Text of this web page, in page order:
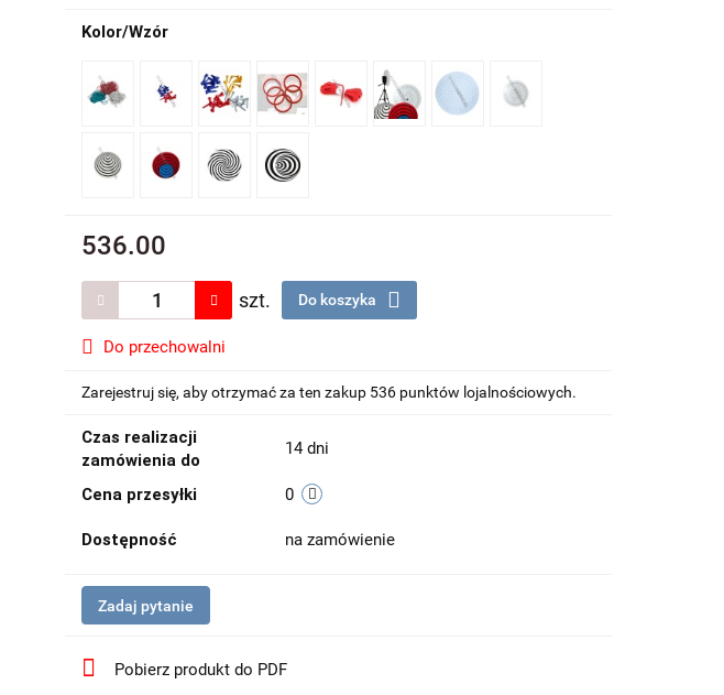
Kolor/Wzór
536.00
szt. Do koszyka
Do przechowalni
Zarejestruj się, aby otrzymać za ten zakup 536 punktów lojalnościowych.
Czas realizacji
zamówienia do
14 dni
Cena przesyłki 0
Dostępność na zamówienie
Zadaj pytanie
Pobierz produkt do PDF